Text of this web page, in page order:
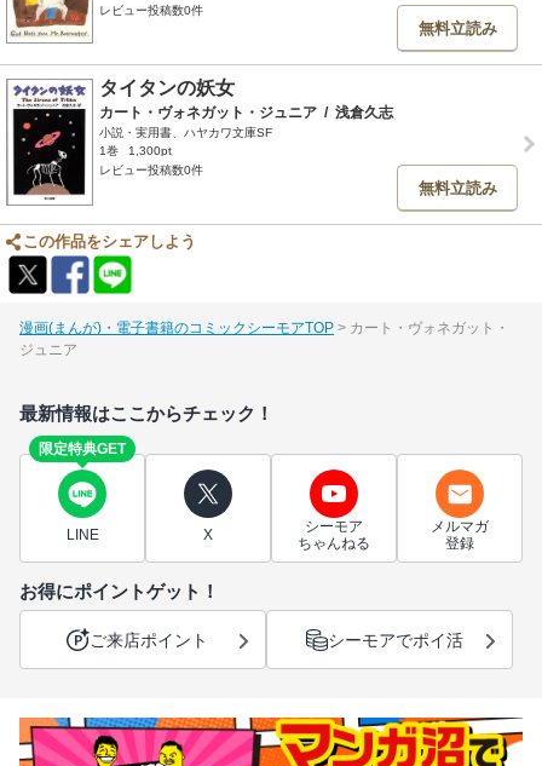
レビュー投稿数0件
無料立読み
タイタンの妖女
カート・ヴォネガット・ジュニア / 浅倉久志
小説・実用書、ハヤカワ文庫SF
1巻
1,300pt
レビュー投稿数0件
無料立読み
この作品をシェアしよう
漫画(まんが)・電子書籍のコミックシーモアTOP
カート・ヴォネガット・
ジュニア
最新情報はここからチェック！
限定特典GET
LINE X
シーモア
ちゃんねる
メルマガ
登録
お得にポイントゲット！
ご来店ポイント シーモアでポイ活